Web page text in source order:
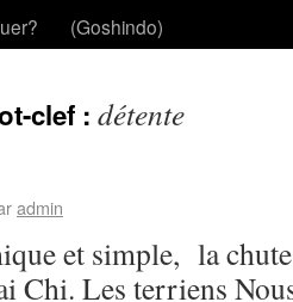
(Goshindo)
clef : détente
admin
et simple, la
Chi. Les terriens